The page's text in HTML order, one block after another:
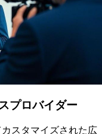
プロバイダー
スタマイズされた広